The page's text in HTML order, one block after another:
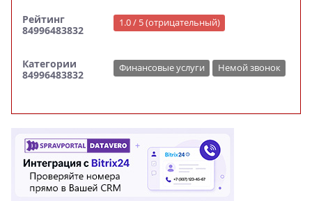
Рейтинг
84996483832
1.0 / 5 (отрицательный)
Категории
84996483832
Финансовые услуги Немой звонок